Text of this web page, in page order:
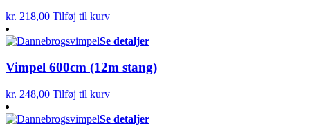
kr. 218,00 Tilføj til kurv
Se detaljer
Vimpel 600cm (12m stang)
kr. 248,00 Tilføj til kurv
Se detaljer